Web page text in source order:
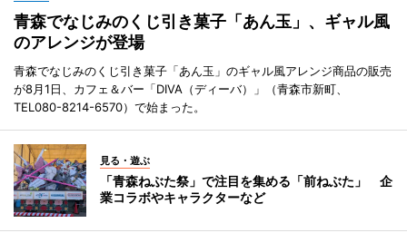
青森でなじみのくじ引き菓子「あん玉」、ギャル風
のアレンジが登場
青森でなじみのくじ引き菓子「あん玉」のギャル風アレンジ商品の販売
が8月1日、カフェ＆バー「DIVA（ディーバ）」（青森市新町、
TEL080-8214-6570）で始まった。
見る・遊ぶ
「青森ねぶた祭」で注目を集める「前ねぶた」 企
業コラボやキャラクターなど